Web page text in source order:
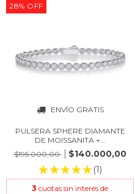
28% OFF
ENVÍO GRATIS
PULSERA SPHERE DIAMANTE
DE MOISSANITA +...
$195.000,00
$140.000,00
(1)
3 cuotas sin interés de